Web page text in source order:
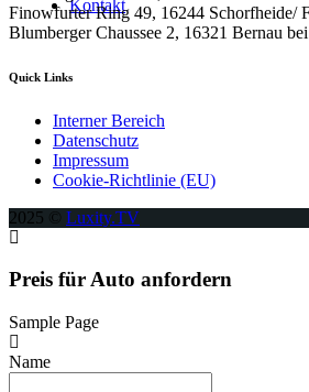
Kontakt
Finowfurter Ring 49, 16244 Schorfheide/
Blumberger Chaussee 2, 16321 Bernau
Quick Links
Interner Bereich
Datenschutz
Impressum
Cookie-Richtlinie (EU)
2025 © Luxity.TV
Preis für Auto anfordern
Sample Page
Name